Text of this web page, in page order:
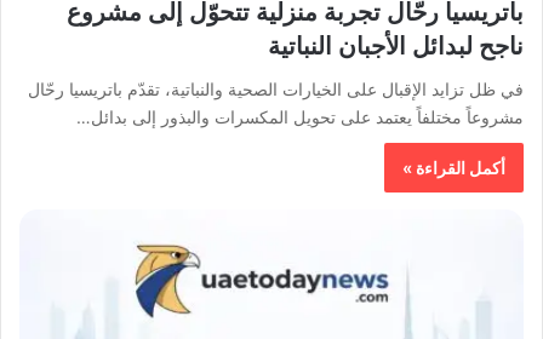
باتريسيا رحّال تجربة منزلية تتحوّل إلى مشروع
ناجح لبدائل الأجبان النباتية
في ظل تزايد الإقبال على الخيارات الصحية والنباتية، تقدّم باتريسيا رحّال
مشروعاً مختلفاً يعتمد على تحويل المكسرات والبذور إلى بدائل…
أكمل القراءة »